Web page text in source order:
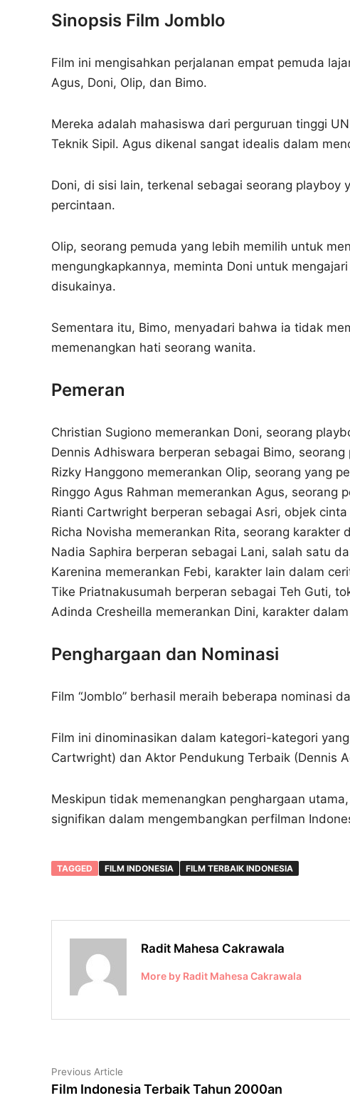
Sinopsis Film Jomblo
Film ini mengisahkan perjalanan empat pemuda
Agus, Doni, Olip, dan Bimo.
Mereka adalah mahasiswa dari perguruan tinggi
Teknik Sipil. Agus dikenal sangat idealis dalam
Doni, di sisi lain, terkenal sebagai seorang playboy
percintaan.
Olip, seorang pemuda yang lebih memilih untuk
mengungkapkannya, meminta Doni untuk
disukainya.
Sementara itu, Bimo, menyadari bahwa ia tidak
memenangkan hati seorang wanita.
Pemeran
Christian Sugiono memerankan Doni, seorang
Dennis Adhiswara berperan sebagai Bimo,
Rizky Hanggono memerankan Olip, seorang yang
Ringgo Agus Rahman memerankan Agus, seorang
Rianti Cartwright berperan sebagai Asri, objek cinta
Richa Novisha memerankan Rita, seorang karakter
Nadia Saphira berperan sebagai Lani, salah satu
Karenina memerankan Febi, karakter lain dalam
Tike Priatnakusumah berperan sebagai Teh Guti,
Adinda Cresheilla memerankan Dini, karakter
Penghargaan dan Nominasi
Film “Jomblo” berhasil meraih beberapa nominasi
Film ini dinominasikan dalam kategori-kategori
Cartwright) dan Aktor Pendukung Terbaik (Dennis
Meskipun tidak memenangkan penghargaan
signifikan dalam mengembangkan perfilman
TAGGED FILM INDONESIA FILM TERBAIK INDONESIA
Radit Mahesa Cakrawala
More by Radit Mahesa Cakrawala
Navigasi
Previous Article
article:
Film Indonesia Terbaik Tahun 2000an